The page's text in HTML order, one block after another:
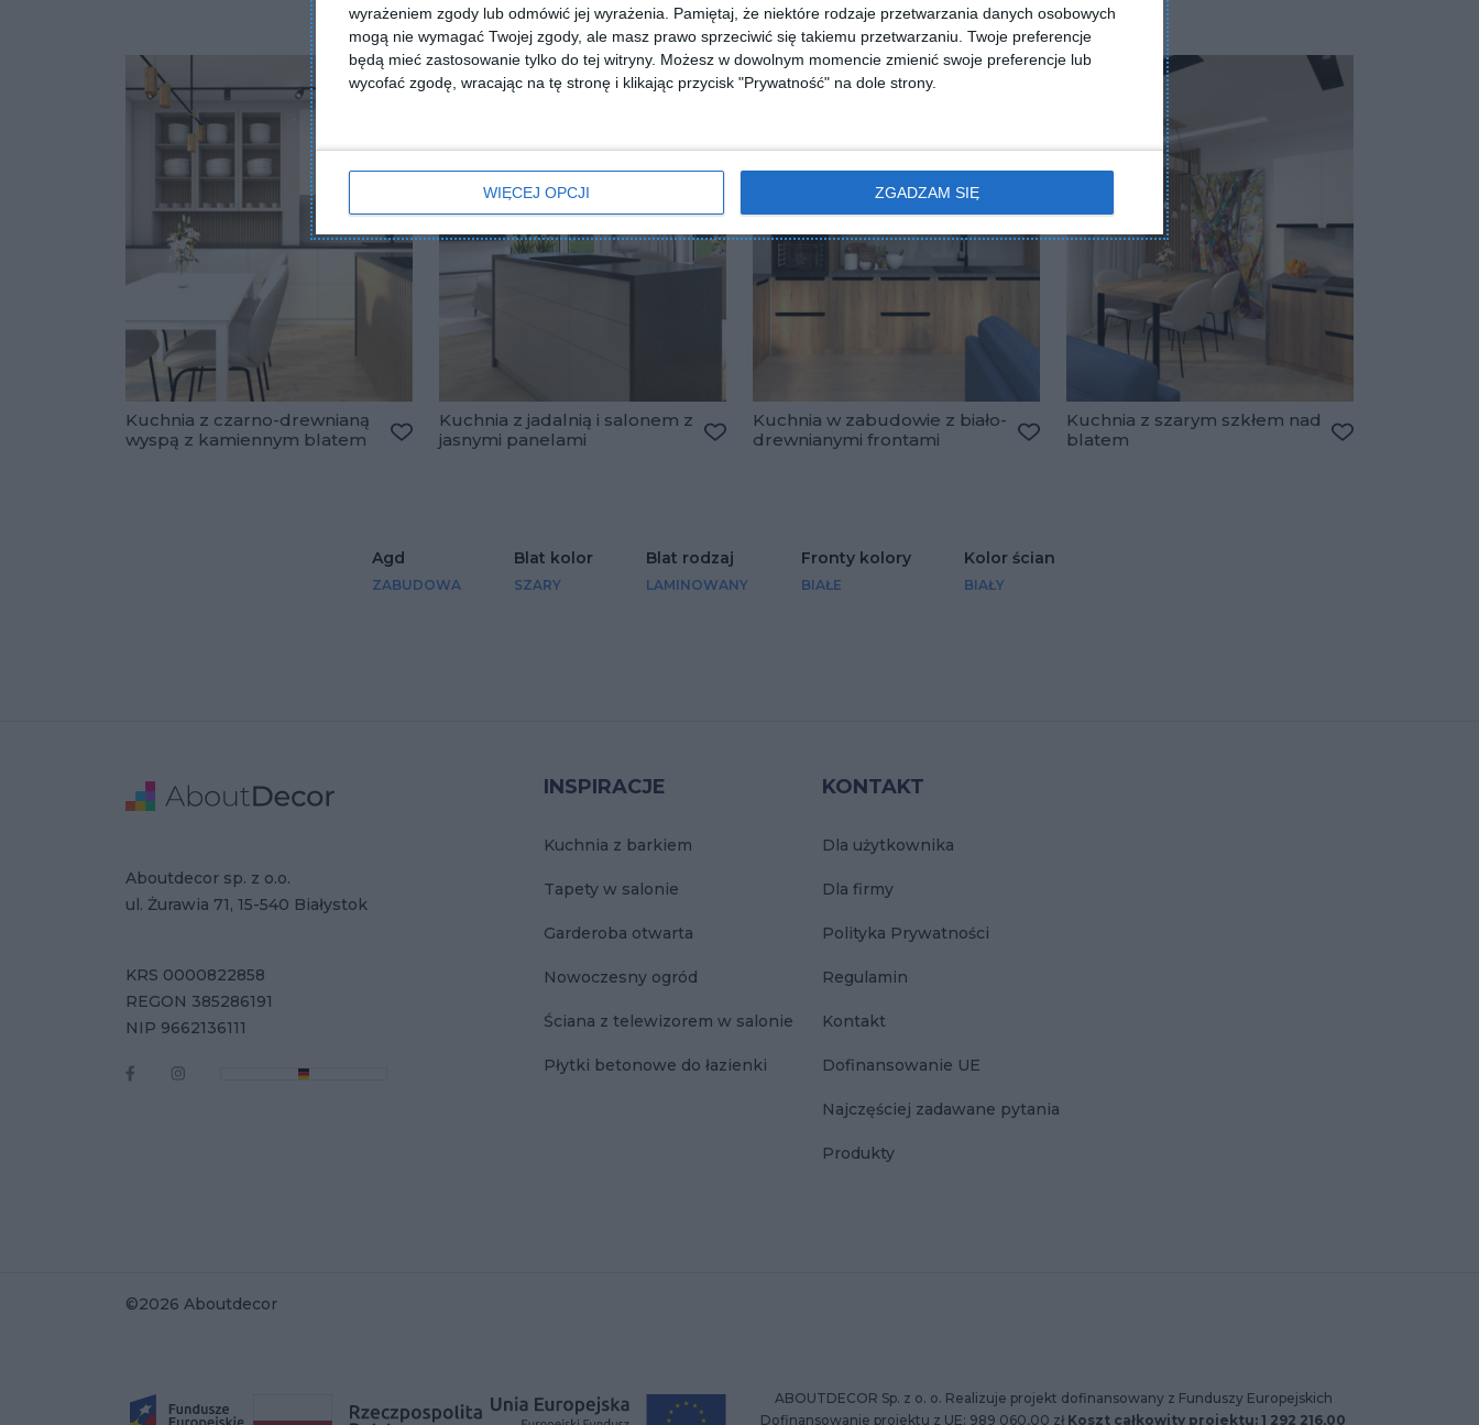
wyrażeniem zgody lub odmówić jej wyrażenia.
Pamiętaj, że niektóre rodzaje przetwarzania danych osobowych
mogą nie wymagać Twojej zgody, ale masz prawo sprzeciwić się takiemu przetwarzaniu. Twoje preferencje
będą mieć zastosowanie tylko do tej witryny. Możesz w dowolnym momencie zmienić swoje preferencje lub
wycofać zgodę, wracając na tę stronę i klikając przycisk "Prywatność" na dole strony.
WIĘCEJ OPCJI ZGADZAM SIĘ
Kuchnia z czarno-drewnianą
wyspą z kamiennym blatem
Kuchnia z jadalnią i salonem z
jasnymi panelami
Kuchnia w zabudowie z biało-
drewnianymi frontami
Kuchnia z szarym szkłem nad
blatem
Agd
ZABUDOWA
Blat kolor
SZARY
Blat rodzaj
LAMINOWANY
Fronty kolory
BIAŁE
Kolor ścian
BIAŁY
INSPIRACJE
Kuchnia z barkiem
Tapety w salonie
Garderoba otwarta
Nowoczesny ogród
Ściana z telewizorem w salonie
Płytki betonowe do łazienki
KONTAKT
Dla użytkownika
Dla firmy
Polityka Prywatności
Regulamin
Kontakt
Dofinansowanie UE
Najczęściej zadawane pytania
Produkty
Adres
Aboutdecor sp. z o.o.
ul. Żurawia 71, 15-540 Białystok
Dane Firmy
KRS 0000822858
REGON 385286191
NIP 9662136111
©2026 Aboutdecor
ABOUTDECOR Sp. z o. o. Realizuje projekt dofinansowany z Funduszy Europejskich
Dofinansowanie projektu z UE: 989 060,00 zł Koszt całkowity projektu: 1 292 216,00